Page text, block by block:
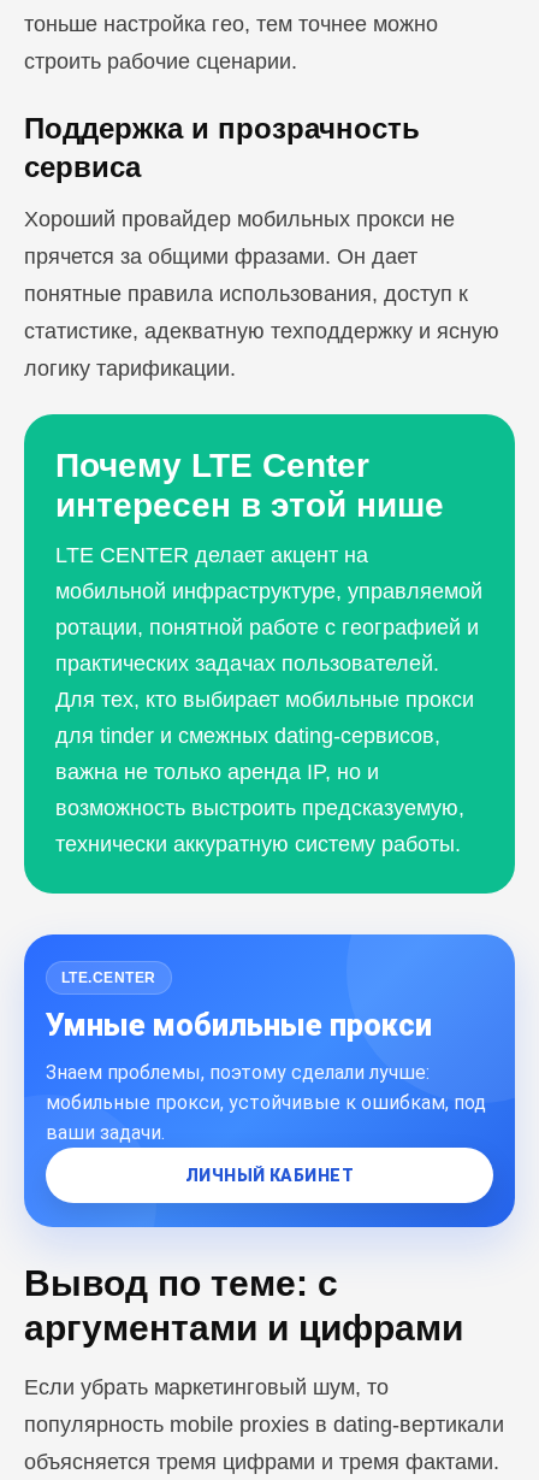
тоньше настройка гео, тем точнее можно
строить рабочие сценарии.
Поддержка и прозрачность
сервиса
Хороший провайдер мобильных прокси не
прячется за общими фразами. Он дает
понятные правила использования, доступ к
статистике, адекватную техподдержку и ясную
логику тарификации.
Почему LTE Center
интересен в этой нише
LTE CENTER делает акцент на
мобильной инфраструктуре, управляемой
ротации, понятной работе с географией и
практических задачах пользователей.
Для тех, кто выбирает мобильные прокси
для tinder и смежных dating-сервисов,
важна не только аренда IP, но и
возможность выстроить предсказуемую,
технически аккуратную систему работы.
LTE.CENTER
Умные мобильные прокси
Знаем проблемы, поэтому сделали лучше:
мобильные прокси, устойчивые к ошибкам, под
ваши задачи.
ЛИЧНЫЙ КАБИНЕТ
Вывод по теме: с
аргументами и цифрами
Если убрать маркетинговый шум, то
популярность mobile proxies в dating-вертикали
объясняется тремя цифрами и тремя фактами.
Блог
ПЕРЕЙТИ В БЛОГ
ПЕРЕЙТИ В БЛОГ